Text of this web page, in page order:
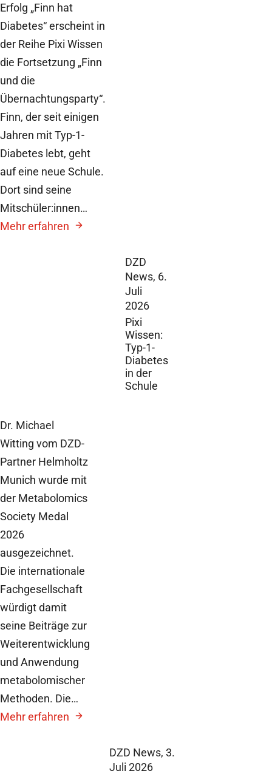
DZD
News, 6.
Juli
2026
Pixi
Wissen:
Typ-1-
Diabetes
in der
Schule
Erfolg „Finn hat
Diabetes“ erscheint in
der Reihe Pixi Wissen
die Fortsetzung „Finn
und die
Übernachtungsparty“.
Finn, der seit einigen
Jahren mit Typ-1-
Diabetes lebt, geht
auf eine neue Schule.
Dort sind seine
Mitschüler:innen…
Mehr erfahren
DZD News, 3.
Juli 2026
Dr. Michael
Witting vom DZD-
Partner Helmholtz
Munich wurde mit
der Metabolomics
Society Medal
2026
ausgezeichnet.
Die internationale
Fachgesellschaft
würdigt damit
seine Beiträge zur
Weiterentwicklung
und Anwendung
metabolomischer
Methoden. Die…
Mehr erfahren